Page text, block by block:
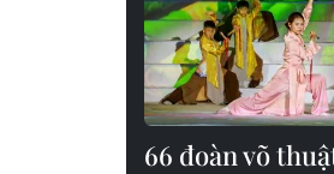
66 đoàn võ